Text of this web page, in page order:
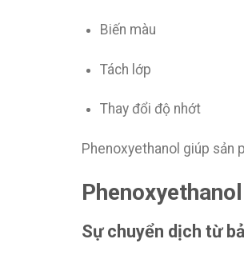
Biến màu
Tách lớp
Thay đổi độ nhớt
Phenoxyethanol giúp sản
Sự chuyển dịch từ